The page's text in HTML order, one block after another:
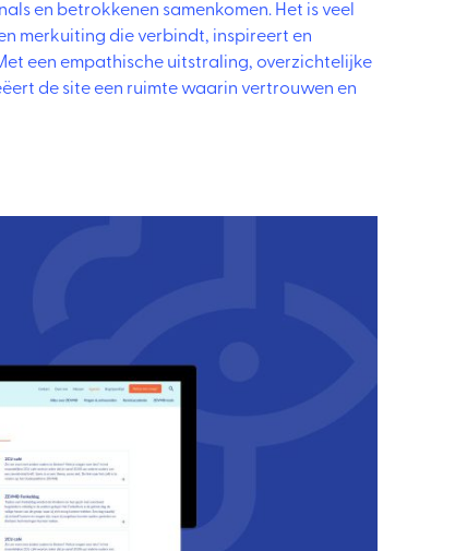
en betrokkenen samenkomen. Het is veel
merkuiting die verbindt, inspireert en
een empathische uitstraling, overzichtelijke
de site een ruimte waarin vertrouwen en